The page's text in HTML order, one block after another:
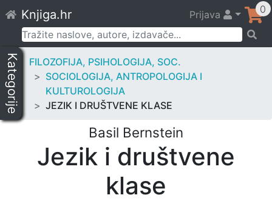
to
content
Knjiga.hr Prijava 0
Pretraži:
Kategorije
FILOZOFIJA, PSIHOLOGIJA, SOC.
SOCIOLOGIJA, ANTROPOLOGIJA I
KULTUROLOGIJA
JEZIK I DRUŠTVENE KLASE
Basil Bernstein
Jezik i društvene
klase